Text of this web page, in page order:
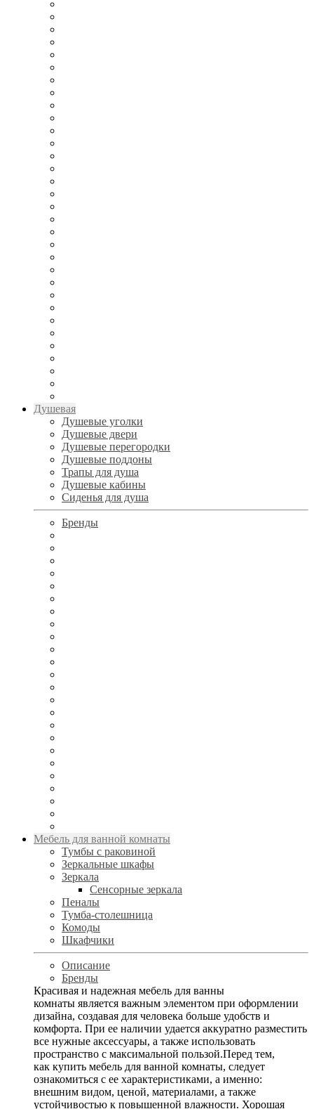
Душевая
Душевые уголки
Душевые двери
Душевые перегородки
Душевые поддоны
Трапы для душа
Душевые кабины
Сиденья для душа
Бренды
Мебель для ванной комнаты
Тумбы с раковиной
Зеркальные шкафы
Зеркала
Сенсорные зеркала
Пеналы
Тумба-столешница
Комоды
Шкафчики
Описание
Бренды
Красивая и надежная мебель для ванны
комнаты является важным элементом при оформлении
дизайна, создавая для человека больше удобств и
комфорта. При ее наличии удается аккуратно разместить
все нужные аксессуары, а также использовать
пространство с максимальной пользой.Перед тем,
как купить мебель для ванной комнаты, следует
ознакомиться с ее характеристиками, а именно:
внешним видом, ценой, материалами, а также
устойчивостью к повышенной влажности. Хорошая